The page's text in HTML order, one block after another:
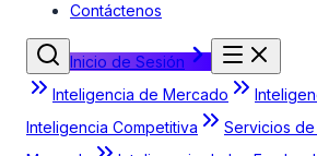
Contáctenos
Inicio de Sesión
Inteligencia de Mercado
Inteligencia Competitiva
Servicios